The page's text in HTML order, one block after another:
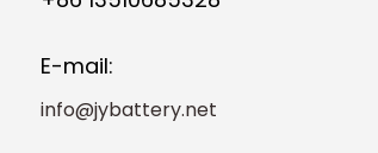
E-mail:
info@jybattery.net